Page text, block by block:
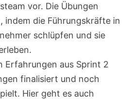
vor. Die Übungen
indem die Führungskräfte in
schlüpfen und sie
Erfahrungen aus Sprint 2
finalisiert und noch
Hier geht es auch